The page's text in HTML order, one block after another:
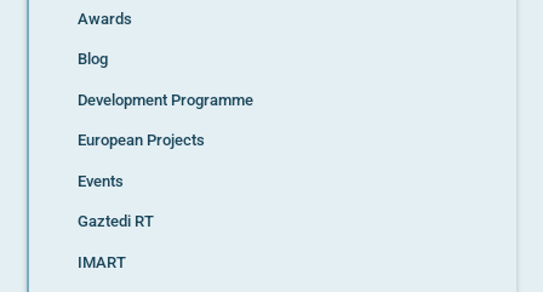
Awards
Blog
Development Programme
European Projects
Events
Gaztedi RT
IMART